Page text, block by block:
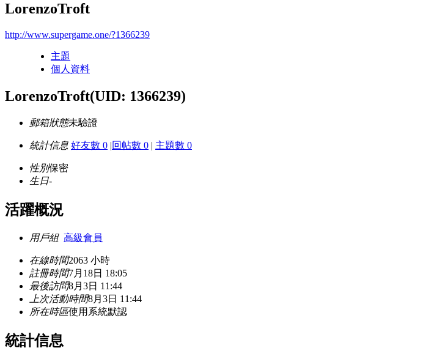
LorenzoTroft
http://www.supergame.one/?1366239
主題
個人資料
LorenzoTroft(UID: 1366239)
郵箱狀態未驗證
統計信息 好友數 0 |回帖數 0 | 主題數 0
性別保密
生日-
活躍概況
用戶組 高級會員
在線時間2063 小時
註冊時間7月18日 18:05
最後訪問8月3日 11:44
上次活動時間8月3日 11:44
所在時區使用系統默認
統計信息